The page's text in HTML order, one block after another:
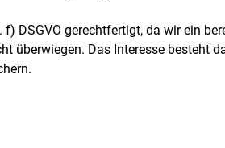
DSGVO gerechtfertigt, da wir ein
überwiegen. Das Interesse besteht